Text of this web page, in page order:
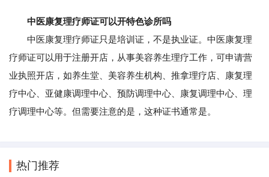
中医康复理疗师证可以开特色诊所吗
中医康复理疗师证只是培训证，不是执业证。中医康复理
疗师证可以用于注册开店，从事美容养生理疗工作，可申请营
业执照开店，如养生堂、美容养生机构、推拿理疗店、康复理
疗中心、亚健康调理中心、预防调理中心、康复调理中心、理
疗调理中心等。但需要注意的是，这种证书通常是。
热门推荐